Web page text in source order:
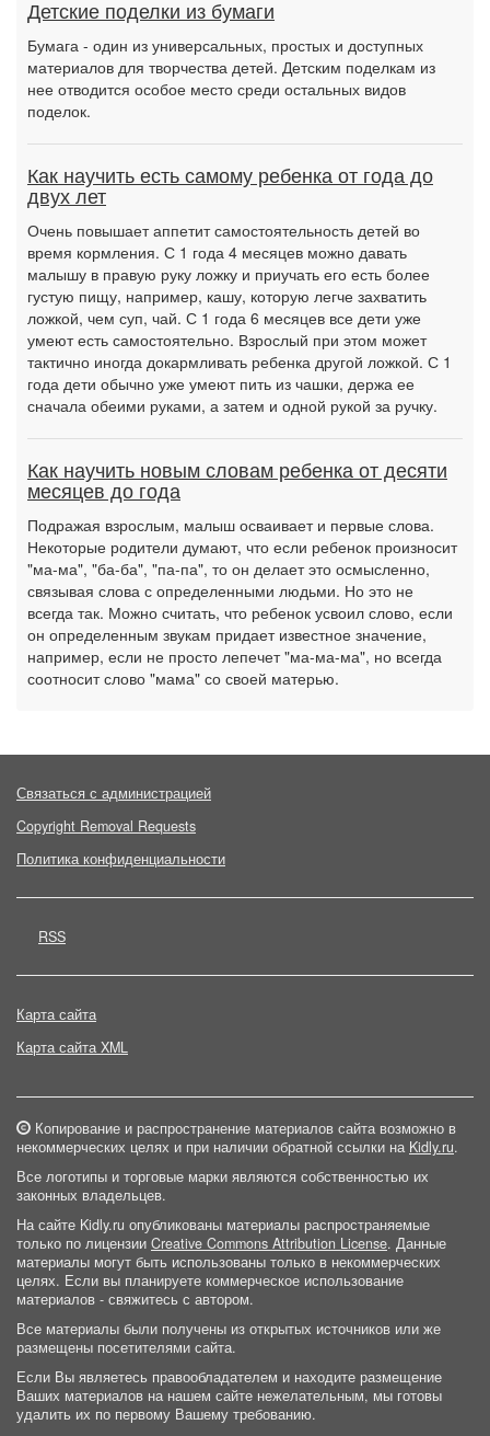
Детские поделки из бумаги
Бумага - один из универсальных, простых и доступных
материалов для творчества детей. Детским поделкам из
нее отводится особое место среди остальных видов
поделок.
Как научить есть самому ребенка от года до
двух лет
Очень повышает аппетит самостоятельность детей во
время кормления. С 1 года 4 месяцев можно давать
малышу в правую руку ложку и приучать его есть более
густую пищу, например, кашу, которую легче захватить
ложкой, чем суп, чай. С 1 года 6 месяцев все дети уже
умеют есть самостоятельно. Взрослый при этом может
тактично иногда докармливать ребенка другой ложкой. С 1
года дети обычно уже умеют пить из чашки, держа ее
сначала обеими руками, а затем и одной рукой за ручку.
Как научить новым словам ребенка от десяти
месяцев до года
Подражая взрослым, малыш осваивает и первые слова.
Некоторые родители думают, что если ребенок произносит
"ма-ма", "ба-ба", "па-па", то он делает это осмысленно,
связывая слова с определенными людьми. Но это не
всегда так. Можно считать, что ребенок усвоил слово, если
он определенным звукам придает известное значение,
например, если не просто лепечет "ма-ма-ма", но всегда
соотносит слово "мама" со своей матерью.
Связаться с администрацией
Copyright Removal Requests
Политика конфиденциальности
RSS
Карта сайта
Карта сайта XML
Копирование и распространение материалов сайта возможно в
некоммерческих целях и при наличии обратной ссылки на Kidly.ru.
Все логотипы и торговые марки являются собственностью их
законных владельцев.
На сайте Kidly.ru опубликованы материалы распространяемые
только по лицензии Creative Commons Attribution License. Данные
материалы могут быть использованы только в некоммерческих
целях. Если вы планируете коммерческое использование
материалов - свяжитесь с автором.
Все материалы были получены из открытых источников или же
размещены посетителями сайта.
Если Вы являетесь правообладателем и находите размещение
Ваших материалов на нашем сайте нежелательным, мы готовы
удалить их по первому Вашему требованию.